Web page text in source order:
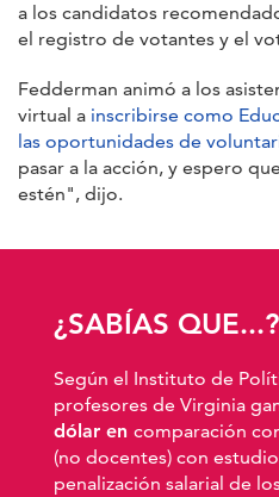
a los candidatos
el registro de votantes y el
Fedderman animó a los
virtual a inscribirse como
las oportunidades de
pasar a la acción, y espero
estén", dijo.
¿SABÍAS QUE...?
Según el Instituto de
profesores de Virginia
dólar en comparación
(no docentes) con
penalización salarial de